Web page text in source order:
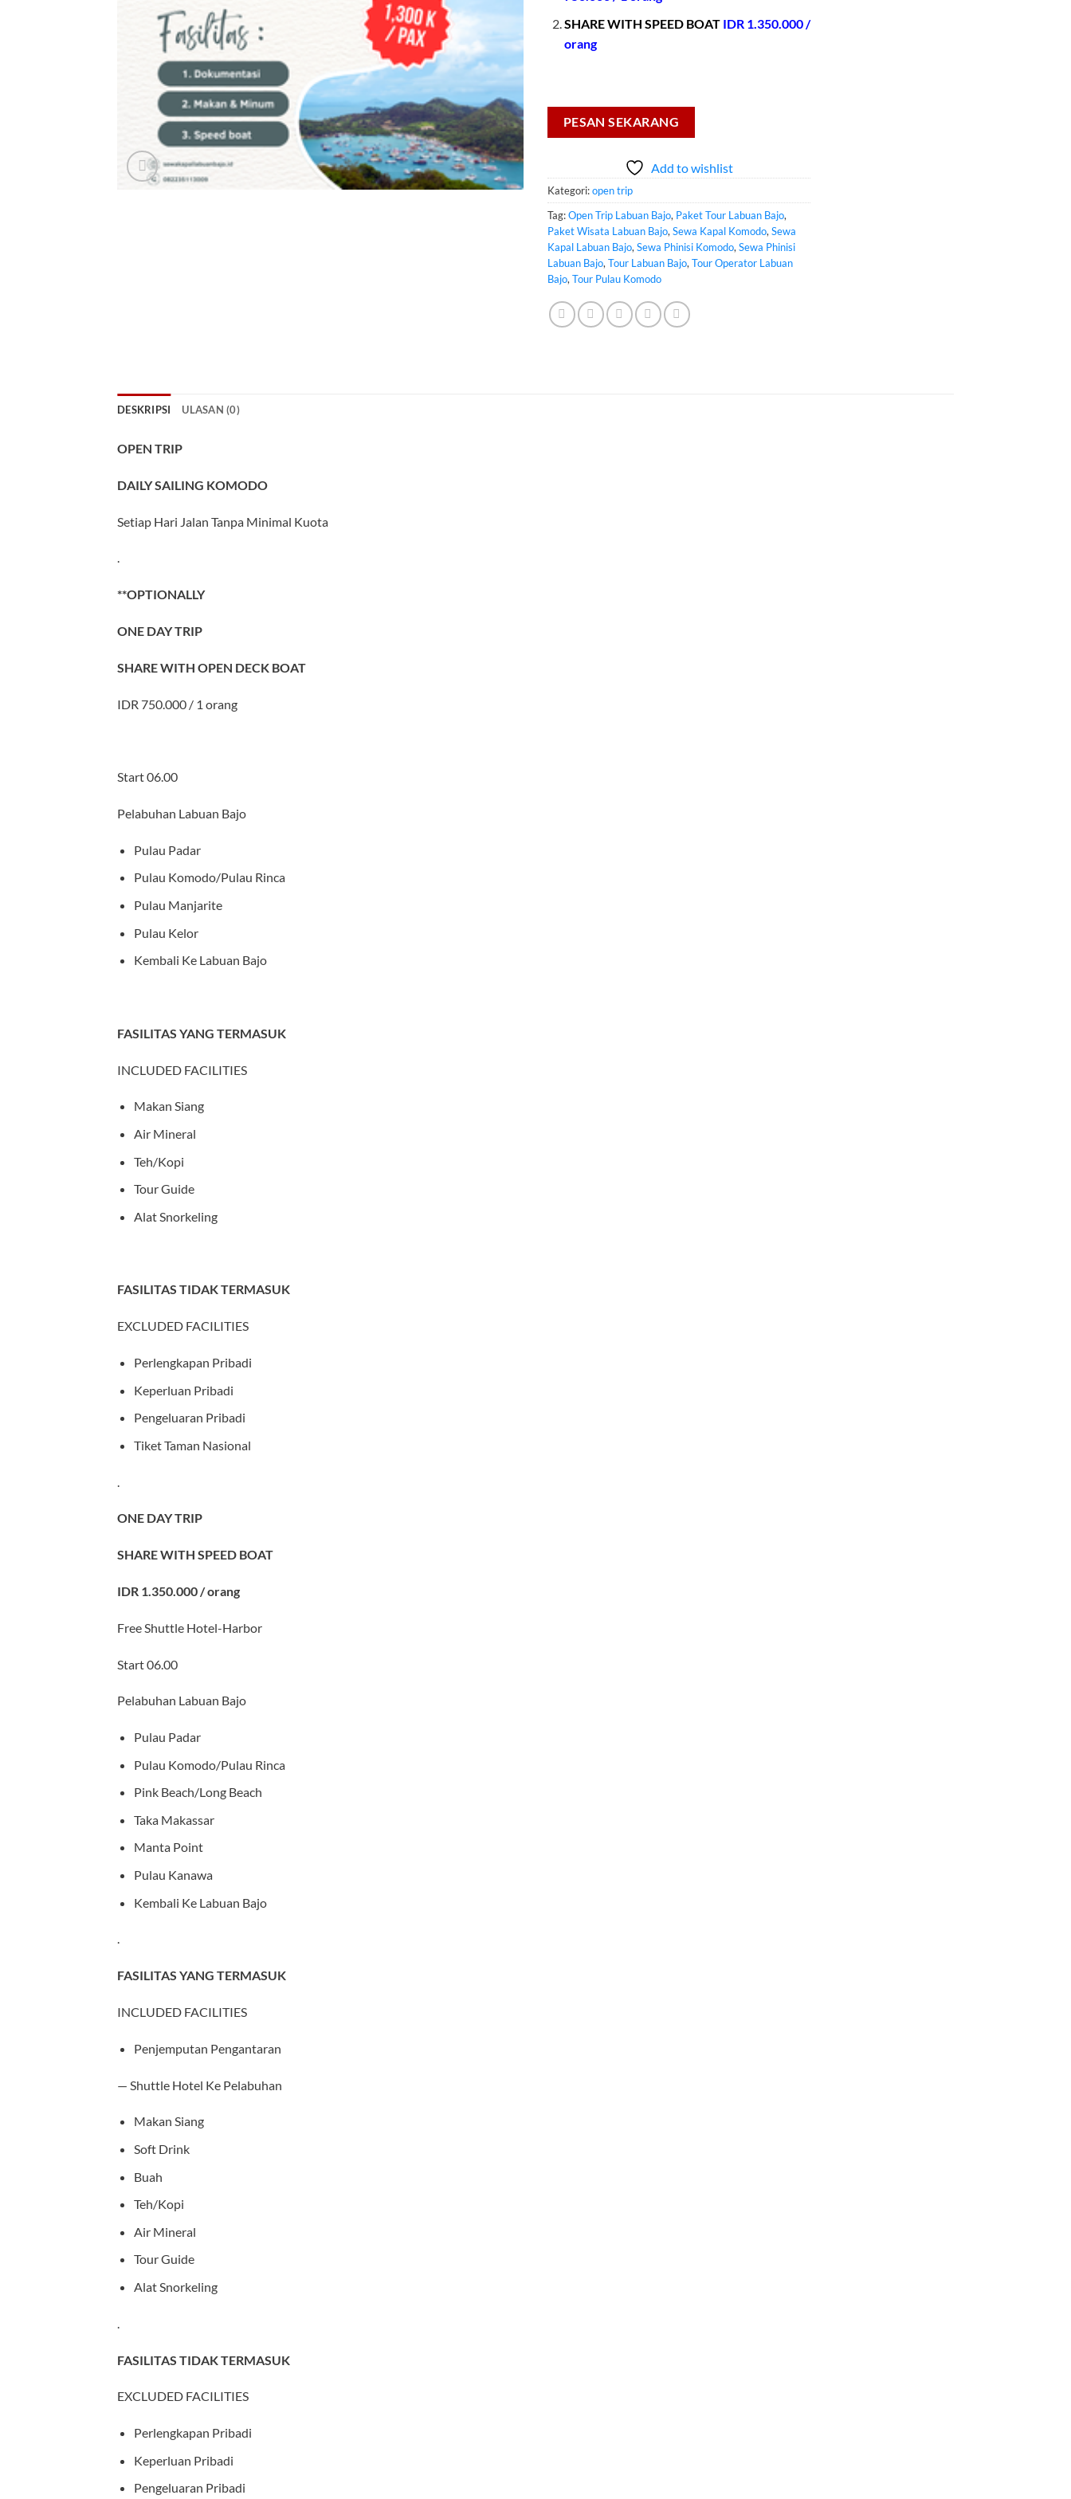
SHARE WITH SPEED BOAT IDR 1.350.000 /
orang
PESAN SEKARANG
Add to wishlist
Kategori:open trip
Tag:Open Trip Labuan Bajo, Paket Tour Labuan Bajo,
Paket Wisata Labuan Bajo, Sewa Kapal Komodo, Sewa
Kapal Labuan Bajo, Sewa Phinisi Komodo, Sewa Phinisi
Labuan Bajo, Tour Labuan Bajo, Tour Operator Labuan
Bajo, Tour Pulau Komodo
DESKRIPSI ULASAN (0)
OPEN TRIP
DAILY SAILING KOMODO
Setiap Hari Jalan Tanpa Minimal Kuota
.
**OPTIONALLY
ONE DAY TRIP
SHARE WITH OPEN DECK BOAT
IDR 750.000 / 1 orang
Start 06.00
Pelabuhan Labuan Bajo
Pulau Padar
Pulau Komodo/Pulau Rinca
Pulau Manjarite
Pulau Kelor
Kembali Ke Labuan Bajo
FASILITAS YANG TERMASUK
INCLUDED FACILITIES
Makan Siang
Air Mineral
Teh/Kopi
Tour Guide
Alat Snorkeling
FASILITAS TIDAK TERMASUK
EXCLUDED FACILITIES
Perlengkapan Pribadi
Keperluan Pribadi
Pengeluaran Pribadi
Tiket Taman Nasional
ONE DAY TRIP
SHARE WITH SPEED BOAT
IDR 1.350.000 / orang
Free Shuttle Hotel-Harbor
Start 06.00
Pelabuhan Labuan Bajo
Pulau Padar
Pulau Komodo/Pulau Rinca
Pink Beach/Long Beach
Taka Makassar
Manta Point
Pulau Kanawa
Kembali Ke Labuan Bajo
.
FASILITAS YANG TERMASUK
INCLUDED FACILITIES
Penjemputan Pengantaran
— Shuttle Hotel Ke Pelabuhan
Makan Siang
Soft Drink
Buah
Teh/Kopi
Air Mineral
Tour Guide
Alat Snorkeling
FASILITAS TIDAK TERMASUK
EXCLUDED FACILITIES
Perlengkapan Pribadi
Keperluan Pribadi
Pengeluaran Pribadi